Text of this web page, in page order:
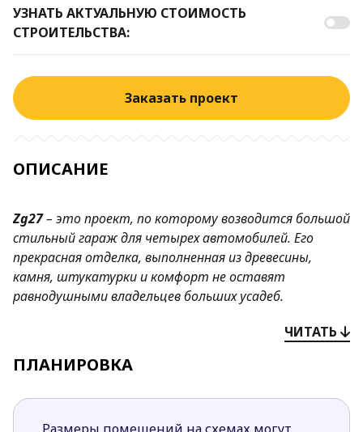
УЗНАТЬ АКТУАЛЬНУЮ СТОИМОСТЬ
СТРОИТЕЛЬСТВА:
Заказать проект
ОПИСАНИЕ
Zg27– это проект, по которому возводится большой
стильный гараж для четырех автомобилей. Его
прекрасная отделка, выполненная из древесины,
камня, штукатурки и комфорт не оставят
равнодушными владельцев больших усадеб.
Гараж спланирован с целью создания
разместить в нем не только свои автомобили,
но и оборудовать помещения всем, что душа
ЧИТАТЬ
ПЛАНИРОВКА